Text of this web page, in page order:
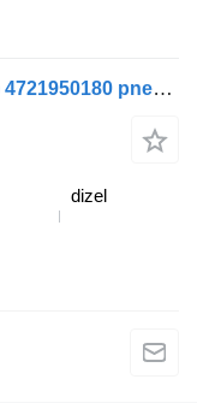
WABCO FH12 1-seeria (01.93-12.02) 4721950180 pneumatski ventil za Volvo FH12, FH16, NH12, FH, VNL780 (1993-2014) kamiona
dizel